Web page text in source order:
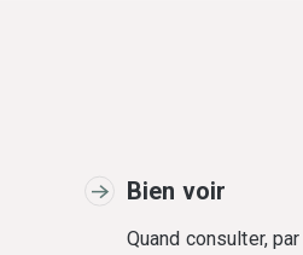
Bien voir
Quand consulter,